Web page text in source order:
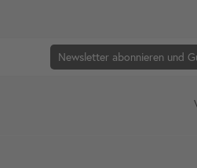
Newsletter abonnieren und